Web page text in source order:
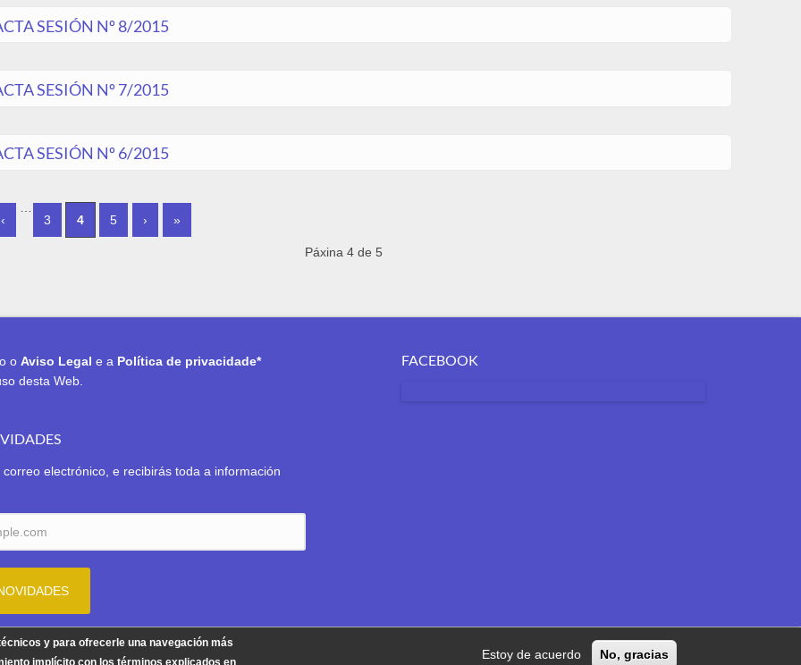
SESIÓN Nº 8/2015
SESIÓN Nº 7/2015
SESIÓN Nº 6/2015
‹
3
4 5 › »
Páxina 4 de 5
o Aviso Legal e a Política de privacidade*
desta Web.
correo electrónico, e recibirás toda a información
FACEBOOK
Aviso Legal|Política de Privacidade
y para ofrecerle una navegación más
implícito con los términos explicados en
Estoy de acuerdo No, gracias